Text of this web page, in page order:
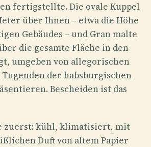
fertigstellte. Die ovale Kuppel
über Ihnen – etwa die Höhe
Gebäudes – und Gran malte
die gesamte Fläche in den
umgeben von allegorischen
der habsburgischen
Bescheiden ist das
zuerst: kühl, klimatisiert, mit
Duft von altem Papier